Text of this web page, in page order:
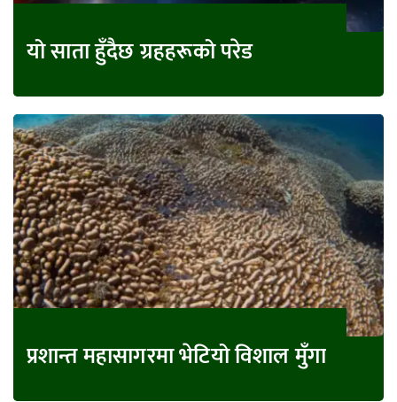
यो साता हुँदैछ ग्रहहरूको परेड
प्रशान्त महासागरमा भेटियो विशाल मुँगा